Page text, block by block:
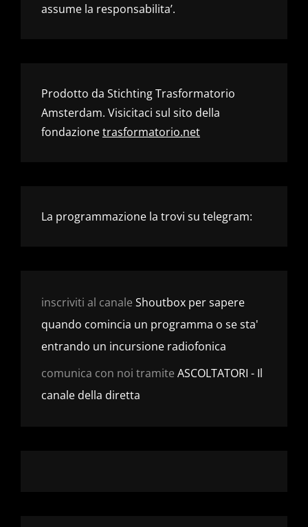
assume la responsabilita’.
Prodotto da Stichting Trasformatorio
Amsterdam. Visicitaci sul sito della
fondazionetrasformatorio.net
La programmazione la trovi su telegram:
inscriviti al canale Shoutbox per sapere
quando comincia un programma o se sta'
entrando un incursione radiofonica
comunica con noi tramite ASCOLTATORI - Il
canale della diretta